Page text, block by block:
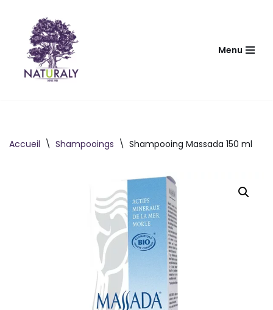
contenu
Menu
Accueil \ Shampooings \ Shampooing Massada 150 ml